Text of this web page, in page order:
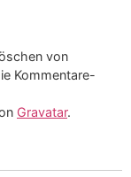
von
Kommentare-
Gravatar.